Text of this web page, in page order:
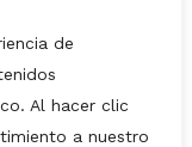
de
Al hacer clic
a nuestro